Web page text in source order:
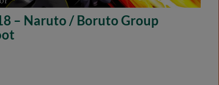
– Naruto / Boruto Group